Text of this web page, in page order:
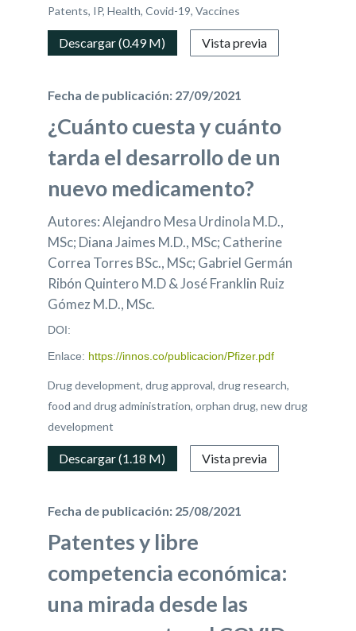
Patents, IP, Health, Covid-19, Vaccines
Descargar (0.49 M) Vista previa
Fecha de publicación: 27/09/2021
¿Cuánto cuesta y cuánto
tarda el desarrollo de un
nuevo medicamento?
Autores: Alejandro Mesa Urdinola M.D.,
MSc; Diana Jaimes M.D., MSc; Catherine
Correa Torres BSc., MSc; Gabriel Germán
Ribón Quintero M.D & José Franklin Ruiz
Gómez M.D., MSc.
DOI:
Enlace: https://innos.co/publicacion/Pfizer.pdf
Drug development, drug approval, drug research,
food and drug administration, orphan drug, new drug
development
Descargar (1.18 M) Vista previa
Fecha de publicación: 25/08/2021
Patentes y libre
competencia económica:
una mirada desde las